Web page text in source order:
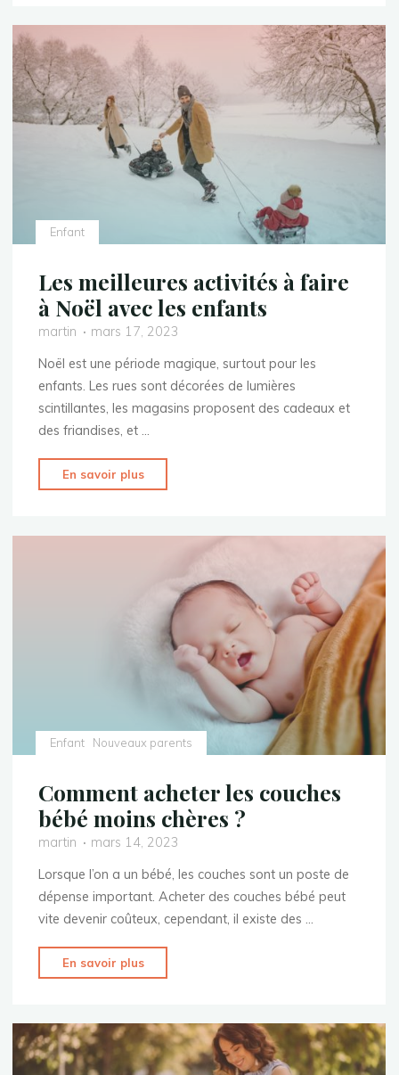
à
jeune
enfant
?
Conseils
et
idées"
Enfant
Les meilleures activités à faire
à Noël avec les enfants
martin
mars 17, 2023
Noël est une période magique, surtout pour les
enfants. Les rues sont décorées de lumières
scintillantes, les magasins proposent des cadeaux et
des friandises, et …
En savoir plus
meilleures
à
Noël
avec
les
enfants"
Enfant Nouveaux parents
Comment acheter les couches
bébé moins chères ?
martin
mars 14, 2023
Lorsque l’on a un bébé, les couches sont un poste de
dépense important. Acheter des couches bébé peut
vite devenir coûteux, cependant, il existe des …
En savoir plus
acheter
couches
bébé